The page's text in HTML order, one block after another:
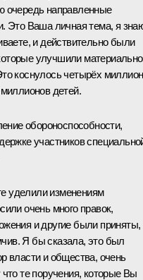
очередь направленные
Это Ваша личная тема, я
и действительно были
улучшили
коснулось четырёх
детей.
обороноспособности,
участников
уделили изменениям
очень много правок,
и другие были приняты,
Я бы сказала, это был
власти и общества, очень
те поручения, которые Вы